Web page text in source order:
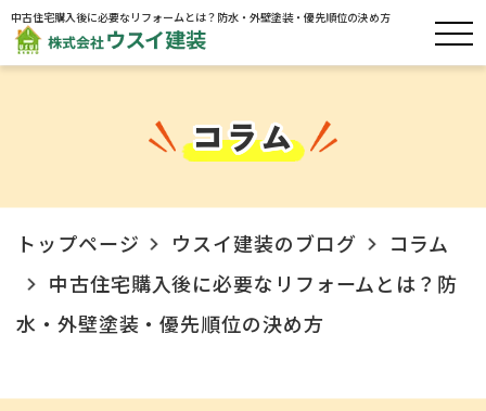
中古住宅購入後に必要なリフォームとは？防水・外壁塗装・優先順位の決め方
コラム
トップページ ウスイ建装のブログ
コラム
中古住宅購入後に必要なリフォームとは？防
水・外壁塗装・優先順位の決め方